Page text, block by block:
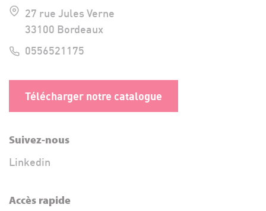
27 rue Jules Verne
33100 Bordeaux
0556521175
Télécharger notre catalogue
Suivez-nous
Linkedin
Accès rapide